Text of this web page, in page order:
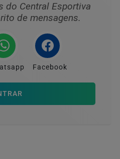
do Central Esportiva
de mensagens.
Facebook